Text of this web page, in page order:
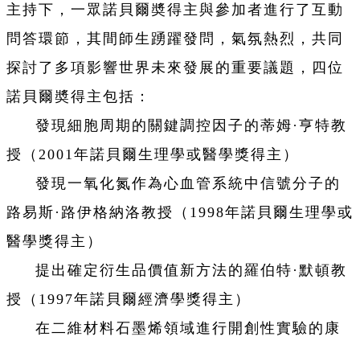
主持下，一眾諾貝爾奬得主與參加者進行了互動
問答環節，其間師生踴躍發問，氣氛熱烈，共同
探討了多項影響世界未來發展的重要議題，四位
諾貝爾奬得主包括：
發現細胞周期的關鍵調控因子的蒂姆·亨特教
授（2001年諾貝爾生理學或醫學獎得主）
發現一氧化氮作為心血管系統中信號分子的
路易斯·路伊格納洛教授（1998年諾貝爾生理學或
醫學獎得主）
提出確定衍生品價值新方法的羅伯特·默頓教
授（1997年諾貝爾經濟學獎得主）
在二維材料石墨烯領域進行開創性實驗的康